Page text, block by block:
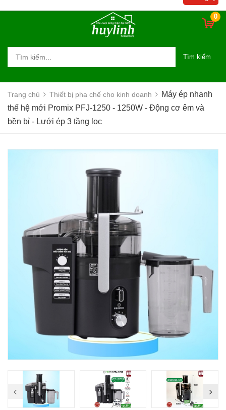
0
Tìm kiếm
Trang chủ Thiết bị pha chế cho kinh doanh
Máy ép nhanh
thế hệ mới Promix PFJ-1250 - 1250W - Động cơ êm và
bền bỉ - Lưới ép 3 tầng lọc